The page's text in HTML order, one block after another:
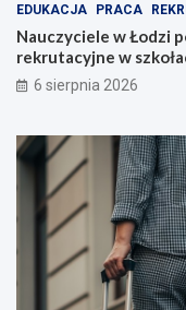
EDUKACJA PRACA
Nauczyciele w Łodzi
rekrutacyjne w
6 sierpnia 2026